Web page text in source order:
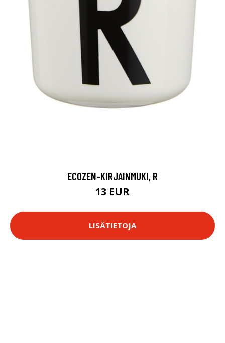
ECOZEN-KIRJAINMUKI, R
13 EUR
LISÄTIETOJA